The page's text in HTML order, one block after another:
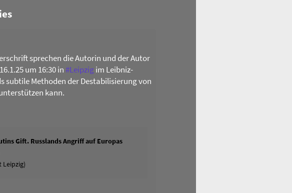
sprechen die Autorin und der Autor
um 16:30 in#Leipzig im Leibniz-
subtile Methoden der Destabilisierung von
kann.
Gift. Russlands Angriff auf Europas
Leipzig)